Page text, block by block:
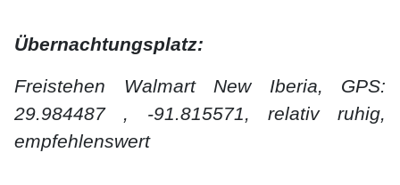
Übernachtungsplatz:
Freistehen Walmart New Iberia, GPS:
29.984487 , -91.815571, relativ ruhig,
empfehlenswert